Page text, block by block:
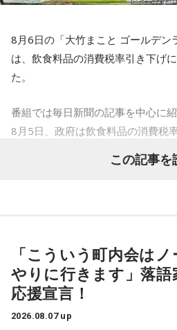
小林：そりゃそうですよね！ こ
ですか？
三輪田：江戸時代に徳川家康公が
ってきた際に移動せざるを得なく
ます。方角的にも良くなかったと
様、豊受大神様の主祭神をお祀り
伊勢さま」と呼ばれています。昔
にお参りに行こうとしても、なか
たので、皆さま、こちらにお参りさ
プレゼントする。
最終日28日（金）は、「M-1グラ
ランドがおよそ2年ぶりに『ビバリ
と軽快なトークでお馴染みのウエ
トークにも期待が高まる。ウエス
はどんな掛け合いが飛び出すのか
田潤にちなんだ“ハンバーグ”をプ
画でリスナーも一緒に楽しめる内
スペシャルウィーク（8月24日～
ンマスカットをプレゼント。真夏
で、思わず「甘～い！」と声に出
8月6日の「大竹まこと ゴールデン
は、飲食料品の消費税率引き下げ
た。
番組では毎日新聞の記事を中心に紹
8月5日、政府は飲食料品の消費税
これは2027年4月から2年限定とな
なったのかもよくわかない」
金子勝 「だって昔のブログでは、
んですから」
この記事を
「こういう町内会は
やりに行きます」落
応援宣言！
2026.08.07 up